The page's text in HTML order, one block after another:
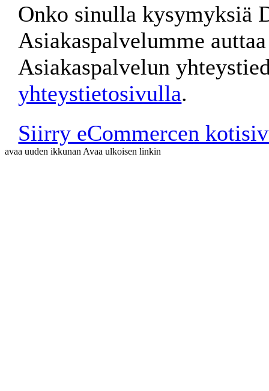
Onko sinulla kysymyksiä
Asiakaspalvelumme
Asiakaspalvelun
yhteystietosivulla.
Siirry eCommercen
avaa uuden ikkunan Avaa ulkoisen linkin